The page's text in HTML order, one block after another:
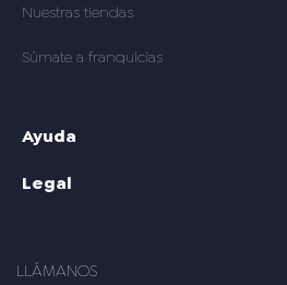
Nuestras tiendas
Súmate a franquicias
Ayuda
Legal
LLÁMANOS